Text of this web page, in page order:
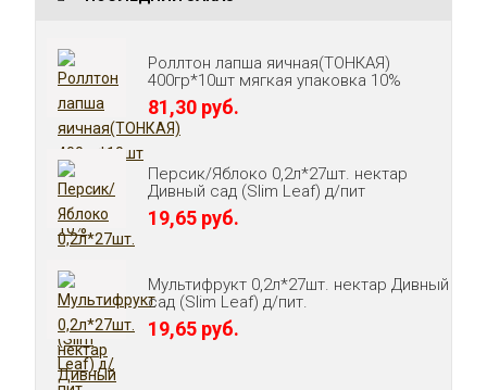
Роллтон лапша яичная(ТОНКАЯ)
400гр*10шт мягкая упаковка 10%
81,30 руб.
Персик/Яблоко 0,2л*27шт. нектар
Дивный сад (Slim Leaf) д/пит
19,65 руб.
Мультифрукт 0,2л*27шт. нектар Дивный
сад (Slim Leaf) д/пит.
19,65 руб.